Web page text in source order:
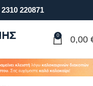
2310 220871
0 0,00